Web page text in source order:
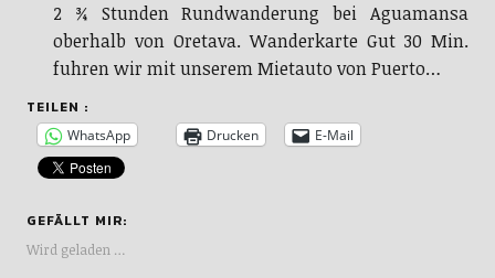
2 ¾ Stunden Rundwanderung bei Aguamansa
oberhalb von Oretava. Wanderkarte Gut 30 Min.
fuhren wir mit unserem Mietauto von Puerto…
TEILEN :
WhatsApp Drucken E-Mail
GEFÄLLT MIR:
Wird geladen …